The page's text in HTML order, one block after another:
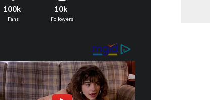
100k
Fans
10k
Followers